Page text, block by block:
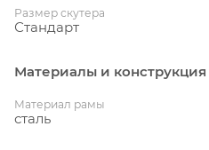
Размер скутера
Стандарт
Материалы и конструкция
Материал рамы
сталь